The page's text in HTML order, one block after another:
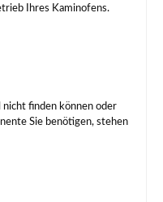
Ihres Kaminofens.
finden können oder
Sie benötigen, stehen